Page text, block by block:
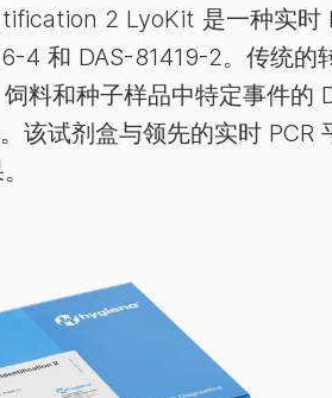
2 LyoKit 是一种实时
4 和 DAS-81419-2。传统的
料和种子样品中特定事件
该试剂盒与领先的实时